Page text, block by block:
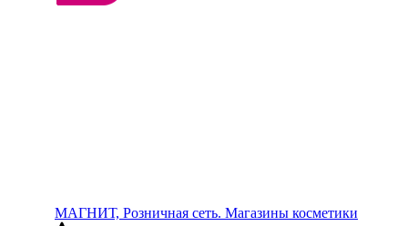
МАГНИТ, Розничная сеть. Магазины косметики